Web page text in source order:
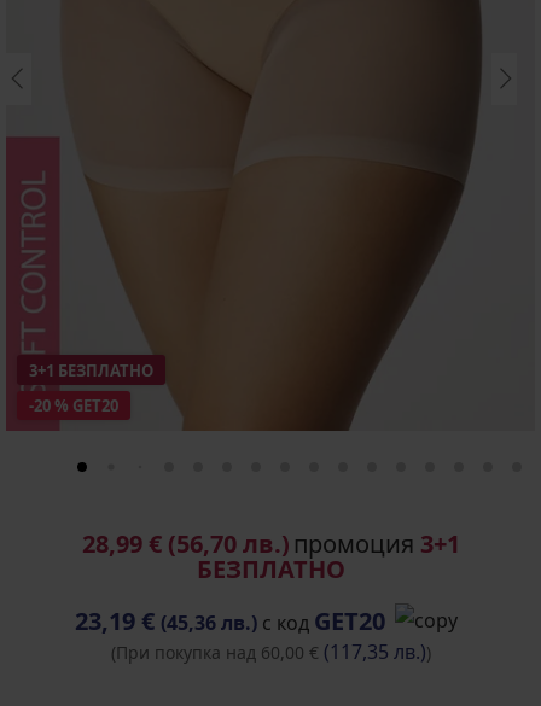
-20 % GET20
3+1 БЕЗПЛАТНО
28,99 € (56,70 лв.) промоция 3+1
БЕЗПЛАТНО
23,19 € (45,36 лв.)с код GET20
(При покупка над 60,00 € (117,35 лв.))